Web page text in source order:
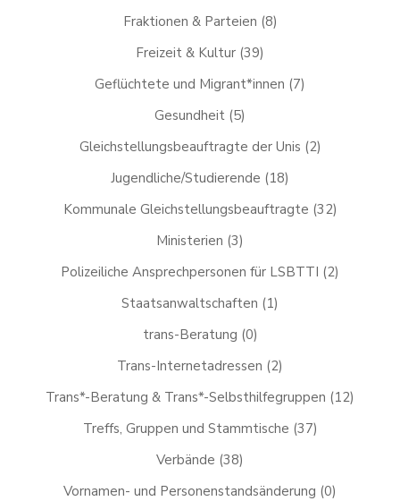
Fraktionen & Parteien (8)
Freizeit & Kultur (39)
Geflüchtete und Migrant*innen (7)
Gesundheit (5)
Gleichstellungsbeauftragte der Unis (2)
Jugendliche/Studierende (18)
Kommunale Gleichstellungsbeauftragte (32)
Ministerien (3)
Polizeiliche Ansprechpersonen für LSBTTI (2)
Staatsanwaltschaften (1)
trans-Beratung (0)
Trans-Internetadressen (2)
Trans*-Beratung & Trans*-Selbsthilfegruppen (12)
Treffs, Gruppen und Stammtische (37)
Verbände (38)
Vornamen- und Personenstandsänderung (0)